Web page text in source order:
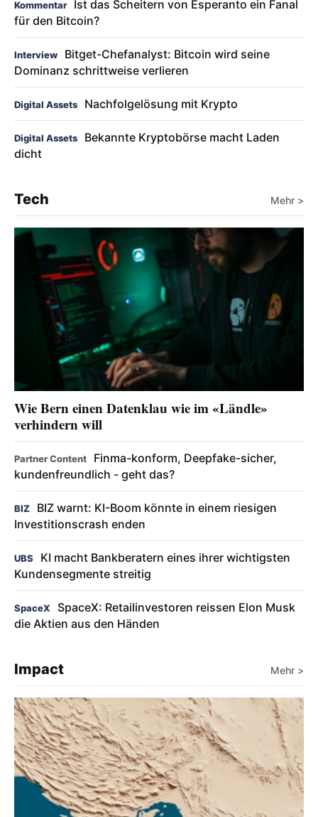
Kommentar
Ist das Scheitern von Esperanto ein Fanal
für den Bitcoin?
Interview
Bitget-Chefanalyst: Bitcoin wird seine
Dominanz schrittweise verlieren
Digital Assets Nachfolgelösung mit Krypto
Digital Assets
Bekannte Kryptobörse macht Laden
dicht
Tech Mehr >
Wie Bern einen Datenklau wie im «Ländle»
verhindern will
Partner Content
Finma-konform, Deepfake-sicher,
kundenfreundlich - geht das?
BIZ
BIZ warnt: KI-Boom könnte in einem riesigen
Investitionscrash enden
UBS
KI macht Bankberatern eines ihrer wichtigsten
Kundensegmente streitig
SpaceX
SpaceX: Retailinvestoren reissen Elon Musk
die Aktien aus den Händen
Impact Mehr >